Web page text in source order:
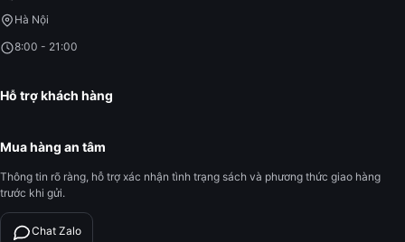
Hà Nội
8:00 - 21:00
Hỗ trợ khách hàng
Mua hàng an tâm
Thông tin rõ ràng, hỗ trợ xác nhận tình trạng sách và phương thức giao hàng
trước khi gửi.
Chat Zalo